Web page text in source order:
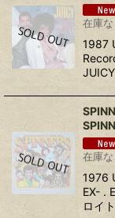
在庫な
1987
在庫な
1976
EX- .
ロイ